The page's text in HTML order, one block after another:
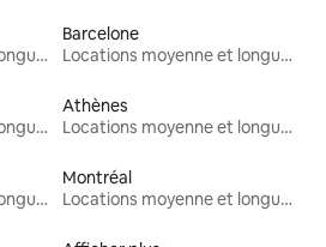
Locations moyenne et longue durée
Barcelone
Locations moyenne et longue durée
Locations moyenne et longue durée
Athènes
Locations moyenne et longue durée
Locations moyenne et longue durée
Montréal
Locations moyenne et longue durée